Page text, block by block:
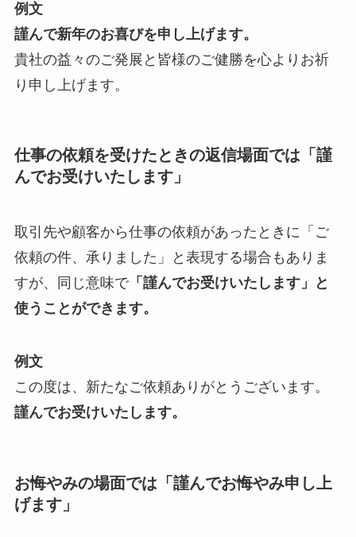
例文
謹んで新年のお喜びを申し上げます。
貴社の益々のご発展と皆様のご健勝を心よりお祈
り申し上げます。
仕事の依頼を受けたときの返信場面では「謹
んでお受けいたします」
取引先や顧客から仕事の依頼があったときに「ご
依頼の件、承りました」と表現する場合もありま
すが、同じ意味で「謹んでお受けいたします」と
使うことができます。
例文
この度は、新たなご依頼ありがとうございます。
謹んでお受けいたします。
お悔やみの場面では「謹んでお悔やみ申し上
げます」